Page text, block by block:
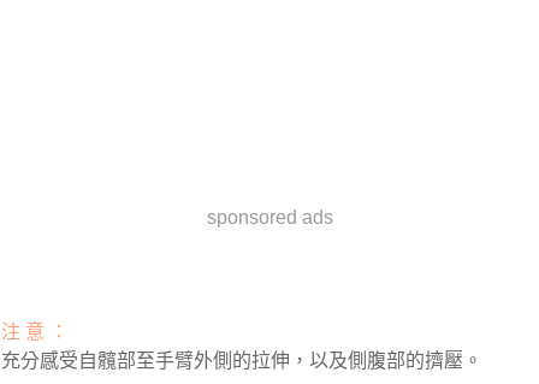
sponsored ads
注 意 ：
充分感受自髖部至手臂外側的拉伸，以及側腹部的擠壓。